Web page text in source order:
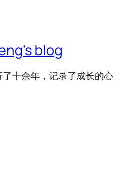
blog
十余年，记录了成长的心